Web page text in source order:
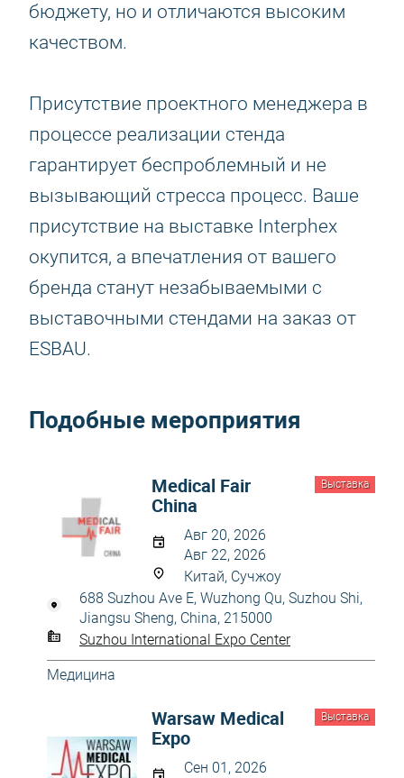
бюджету, но и отличаются высоким
качеством.
Присутствие проектного менеджера в
процессе реализации стенда
гарантирует беспроблемный и не
вызывающий стресса процесс. Ваше
присутствие на выставке Interphex
окупится, а впечатления от вашего
бренда станут незабываемыми с
выставочными стендами на заказ от
ESBAU.
Подобные мероприятия
Выставка
Medical Fair
China
Авг 20, 2026
Авг 22, 2026
Китай, Сучжоу
688 Suzhou Ave E, Wuzhong Qu, Suzhou Shi,
Jiangsu Sheng, China, 215000
Suzhou International Expo Center
Медицина
Выставка
Warsaw Medical
Expo
Сен 01, 2026